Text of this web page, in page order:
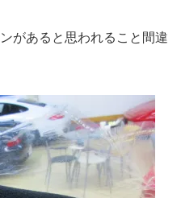
があると思われること間違